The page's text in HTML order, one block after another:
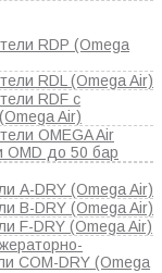
RDP (Omega
RDL (Omega Air)
RDF с
Air)
OMEGA Air
OMD до 50 бар
A-DRY (Omega Air)
B-DRY (Omega Air)
F-DRY (Omega Air)
COM-DRY (Omega